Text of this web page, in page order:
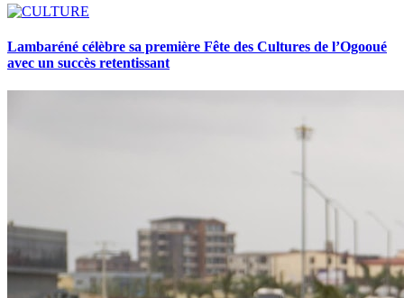
Lambaréné célèbre sa première Fête des Cultures de l’Ogooué
avec un succès retentissant